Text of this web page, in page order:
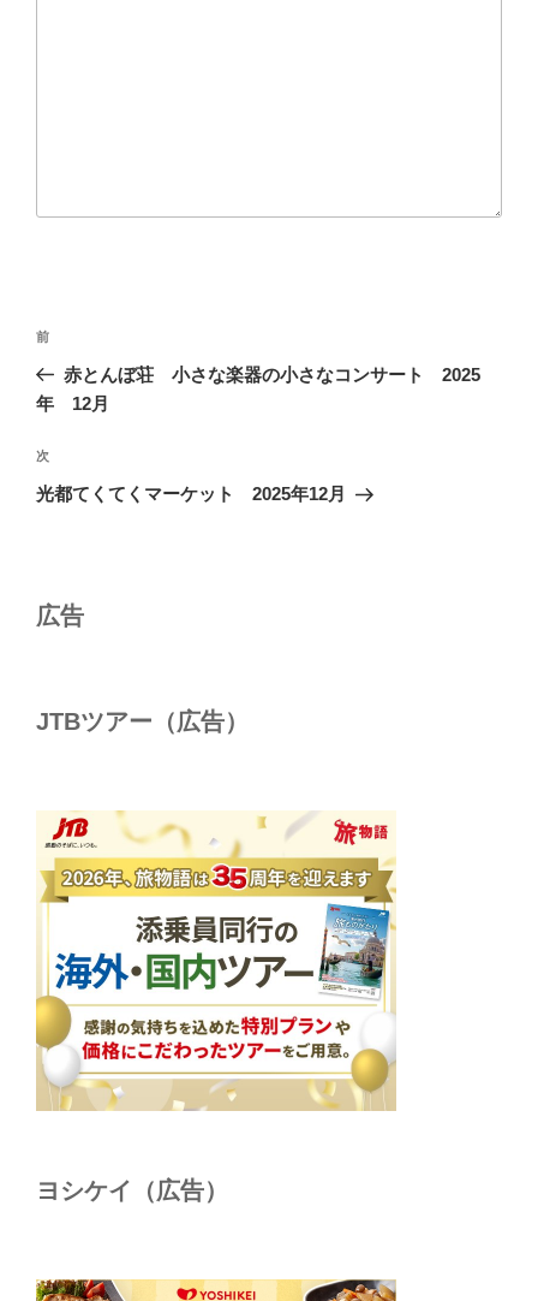
投
ナ
ゲ
ー
前
の
投
前
赤とんぼ荘 小さな楽器の小さなコンサート 2025
年 12月
次
の
次
光都てくてくマーケット 2025年12月
広告
JTBツアー（広告）
ヨシケイ（広告）